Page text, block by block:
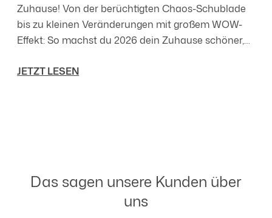
Zuhause! Von der berüchtigten Chaos-Schublade
bis zu kleinen Veränderungen mit großem WOW-
Effekt: So machst du 2026 dein Zuhause schöner,
JETZT LESEN
Das sagen unsere Kunden über
uns